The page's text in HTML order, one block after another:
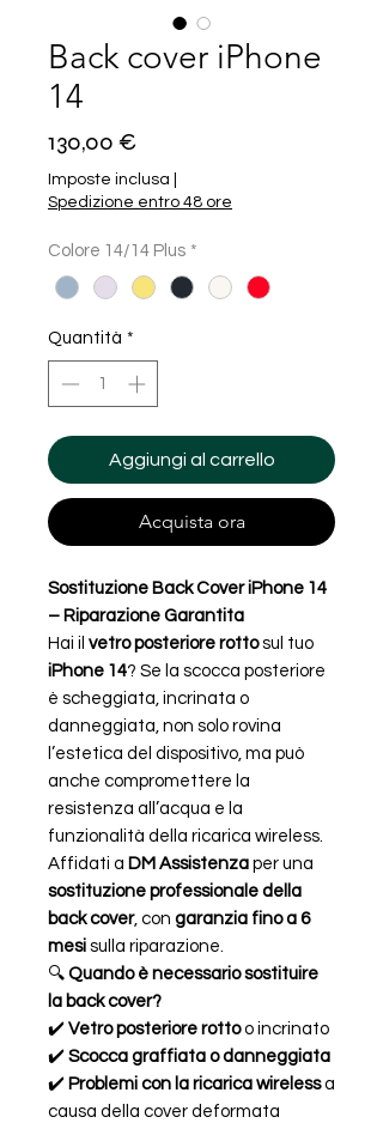
Back cover iPhone
14
130,00 €
Imposte inclusa
Spedizione entro 48 ore
Colore 14/14 Plus *
Quantità *
Aggiungi al carrello
Acquista ora
Sostituzione Back Cover iPhone 14
– Riparazione Garantita
Hai il vetro posteriore rottosul tuo
iPhone 14? Se la scocca posteriore
è scheggiata, incrinata o
danneggiata, non solo rovina
l’estetica del dispositivo, ma può
anche compromettere la
resistenza all’acqua e la
funzionalità della ricarica wireless.
Affidati a DM Assistenza per una
sostituzione professionale della
back cover, con garanzia fino a 6
mesi sulla riparazione.
🔍 Quando è necessario sostituire
la back cover?
✔️ Vetro posteriore rottoo incrinato
✔️ Scocca graffiata o danneggiata
✔️ Problemi con la ricarica wirelessa
causa della cover deformata